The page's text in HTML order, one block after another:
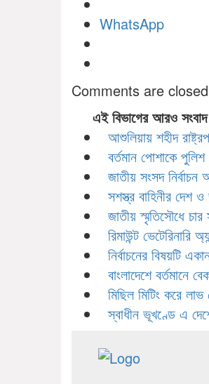
WhatsApp
Comments are
এই বিভাগের আরও সংবাদ
আশুলিয়ায় শহীদ
বর্তমান পোশাকে পুলিশ
জাতীয় সংসদ নির্বাচন
সশস্ত্র বাহিনীর দেশ
জাতীয় স্মৃতিসৌধে
রিমাউন্ট ভেটেরিনারি
নির্বাচনের বিষয়টি
বাংলাদেশে বর্তমানে
মিছিল মিটিং করে
স্বাধীন ভূখণ্ডে এ